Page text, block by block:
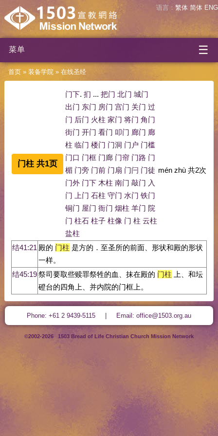
语言： 繁体 简体 ENG
菜单 ☰
首页» 装备学院 » 在线圣经
门柱 共1页
门下. 扪 ... 把门 北门 城门
出门 东门 房门 宫门 关门 过
门 后门 火柱 家门 将门 角门
街门 开门 看门 叩门 廊门 廊
柱 临门 楼门 门洞 门户 门槛
门口 门框 门廊 门帘 门路 门
楣 门旁 门前 门扇 门闩 门徒
门外 门下 木柱 南门 敲门 入
门
上门 石柱 守门 水门 铁门
铜门 屋门 衙门 烟柱 羊门 院
门 柱石 柱子 柱像 门 柱 云柱
盐柱
mén zhù共2次
结41:21 殿的 门柱 是方的．至圣所的前面、形状和殿的形状
一样。
结45:19祭司要取些赎罪祭牲的血、抹在殿的 门柱 上、和坛
磴台的四角上、并内院的门框上。
Phone: +61 2 9439-5115 | Email: office@1503.org.au
©2002-2026 1503 Bread of Life Christian Church Mission Network